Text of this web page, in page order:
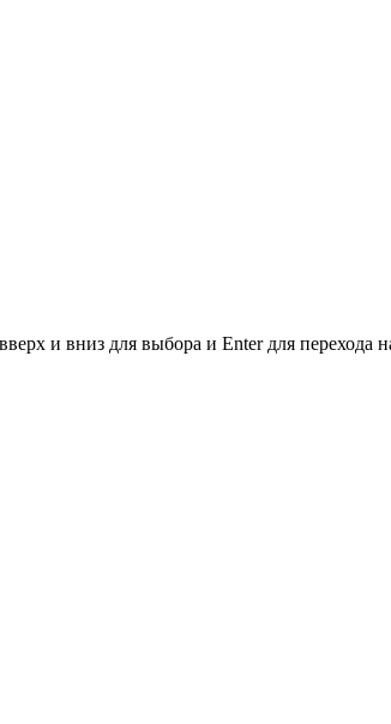
и вниз для выбора и Enter для